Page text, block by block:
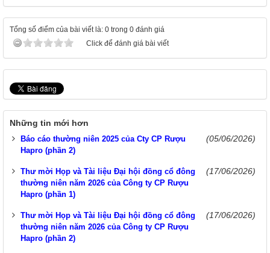
Tổng số điểm của bài viết là: 0 trong 0 đánh giá
Click để đánh giá bài viết
Những tin mới hơn
Báo cáo thường niên 2025 của Cty CP Rượu
Hapro (phần 2)
(05/06/2026)
Thư mời Họp và Tài liệu Đại hội đồng cổ đông
thường niên năm 2026 của Công ty CP Rượu
Hapro (phần 1)
(17/06/2026)
Thư mời Họp và Tài liệu Đại hội đồng cổ đông
thường niên năm 2026 của Công ty CP Rượu
Hapro (phần 2)
(17/06/2026)